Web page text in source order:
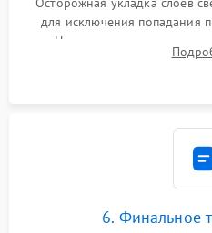
для исключения попадания
Надежное подключение
аккуратное защелкивание
6. Финальное